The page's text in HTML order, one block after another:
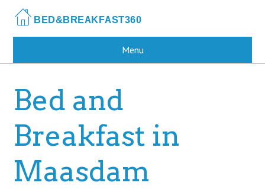
main
Menu
Bed and
Breakfast in
Maasdam